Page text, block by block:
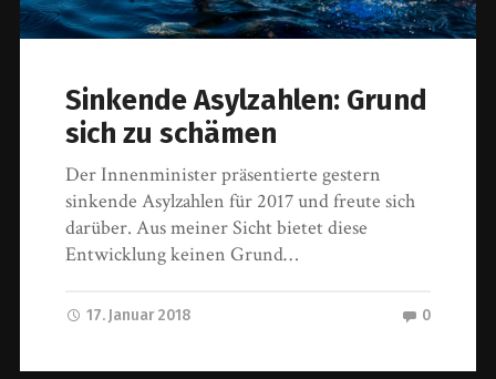
Sinkende Asylzahlen: Grund
sich zu schämen
Der Innenminister präsentierte gestern
sinkende Asylzahlen für 2017 und freute sich
darüber. Aus meiner Sicht bietet diese
Entwicklung keinen Grund…
17. Januar 2018 0